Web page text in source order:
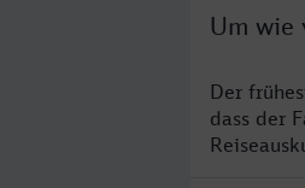
Um wie
Der
dass der